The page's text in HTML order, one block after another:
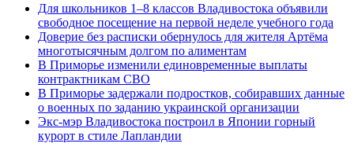
Для школьников 1–8 классов Владивостока объявили
свободное посещение на первой неделе учебного года
Доверие без расписки обернулось для жителя Артёма
многотысячным долгом по алиментам
В Приморье изменили единовременные выплаты
контрактникам СВО
В Приморье задержали подростков, собиравших данные
о военных по заданию украинской организации
Экс-мэр Владивостока построил в Японии горный
курорт в стиле Лапландии